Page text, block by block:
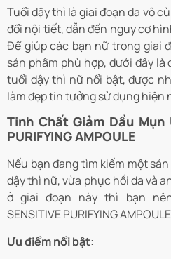
Tuổi dậy thì là giai đoạn da vô
đổi nội tiết, dẫn đến nguy cơ
Để giúp các bạn nữ trong giai
sản phẩm phù hợp, dưới đây
tuổi dậy thì nữ nổi bật, được
làm đẹp tin tưởng sử dụng hiện
Tinh Chất Giảm Dầu Mụn
PURIFYING AMPOULE
Nếu bạn đang tìm kiếm một
dậy thì nữ, vừa phục hồi da và
ở giai đoạn này thì bạn
SENSITIVE PURIFYING
Ưu điểm nổi bật: